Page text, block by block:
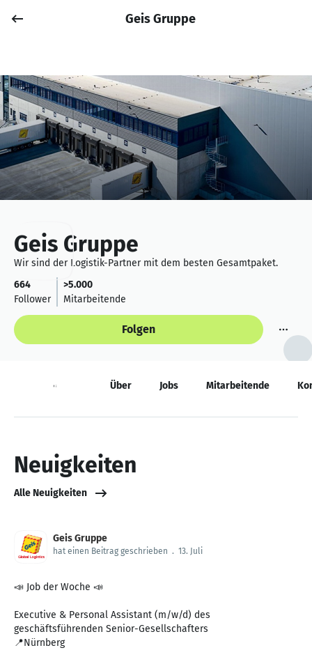
Anmelden
Geis Gruppe
Geis Gruppe
Wir sind der Logistik-Partner mit dem besten Gesamtpaket.
664
Follower
>5.000
Mitarbeitende
Folgen
Neuigkeiten Über Jobs Mitarbeitende
Neuigkeiten
Alle Neuigkeiten
Geis Gruppe
hat einen Beitrag geschrieben . 13. Juli
📣 Job der Woche 📣
Executive & Personal Assistant (m/w/d) des
geschäftsführenden Senior-Gesellschafters
📍Nürnberg